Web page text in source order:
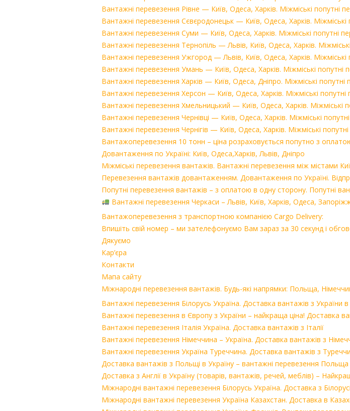
Вантажні перевезення Рівне — Київ, Одеса, Харків. Міжміські попутні
Вантажні перевезення Сєвєродонецьк — Київ, Одеса, Харків.
Вантажні перевезення Суми — Київ, Одеса, Харків. Міжміські попутні
Вантажні перевезення Тернопіль — Львів, Київ, Одеса, Харків.
Вантажні перевезення Ужгород — Львів, Київ, Одеса, Харків.
Вантажні перевезення Умань — Київ, Одеса, Харків. Міжміські попутні
Вантажні перевезення Харків — Київ, Одеса, Дніпро. Міжміські
Вантажні перевезення Херсон — Київ, Одеса, Харків. Міжміські
Вантажні перевезення Хмельницький — Київ, Одеса, Харків. Міжміські
Вантажні перевезення Чернівці — Київ, Одеса, Харків. Міжміські
Вантажні перевезення Чернігів — Київ, Одеса, Харків. Міжміські
Вантажоперевезення 10 тонн – ціна розраховується попутно з
Довантаження по Україні: Київ, Одеса,Харків, Львів, Дніпро
Міжміські перевезення вантажів. Вантажні перевезення між містами
Перевезення вантажів довантаженням. Довантаження по Україні.
Попутні перевезення вантажів – з оплатою в одну сторону. Попутні
Вантажні перевезення Черкаси – Львів, Київ, Харків, Одеса,
Вантажоперевезення з транспортною компанією Cargo Delivery:
Впишіть свій номер – ми зателефонуємо Вам зараз за 30 секунд і
Дякуємо
Кар’єра
Контакти
Мапа сайту
Міжнародні перевезення вантажів. Будь-які напрямки: Польща,
Вантажні перевезення Білорусь Україна. Доставка вантажів з України
Вантажні перевезення в Європу з України – найкраща ціна! Доставка
Вантажні перевезення Італія Україна. Доставка вантажів з Італії
Вантажні перевезення Німеччина – Україна. Доставка вантажів з
Вантажні перевезення Україна Туреччина. Доставка вантажів з
Доставка вантажів з Польщі в Україну – вантажні перевезення Польща
Доставка з Англії в Україну (товарів, вантажів, речей, меблів) –
Міжнародні вантажні перевезення Білорусь Україна. Доставка з
Міжнародні вантажні перевезення Україна Казахстан. Доставка в